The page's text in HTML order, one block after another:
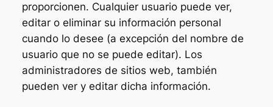
proporcionen. Cualquier usuario puede ver,
editar o eliminar su información personal
cuando lo desee (a excepción del nombre de
usuario que no se puede editar). Los
administradores de sitios web, también
pueden ver y editar dicha información.